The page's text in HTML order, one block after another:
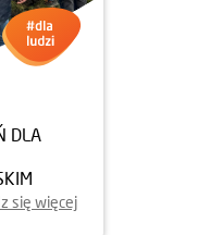
DLA
się więcej